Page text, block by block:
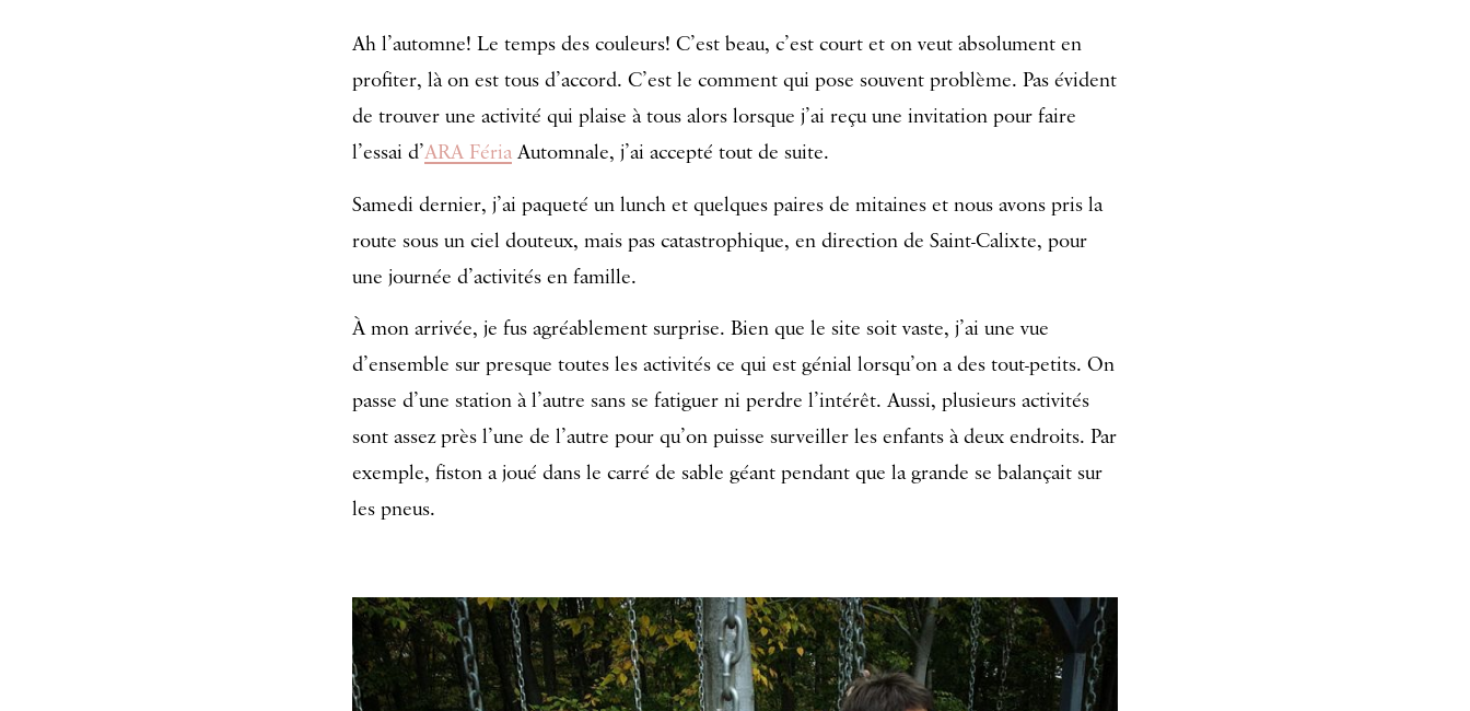
Ah l’automne! Le temps des couleurs! C’est beau, c’est court et on veut absolument en
profiter, là on est tous d’accord. C’est le comment qui pose souvent problème. Pas évident
de trouver une activité qui plaise à tous alors lorsque j’ai reçu une invitation pour faire
l’essai d’ARA Féria Automnale, j’ai accepté tout de suite.
Samedi dernier, j’ai paqueté un lunch et quelques paires de mitaines et nous avons pris la
route sous un ciel douteux, mais pas catastrophique, en direction de Saint-Calixte, pour
une journée d’activités en famille.
À mon arrivée, je fus agréablement surprise. Bien que le site soit vaste, j’ai une vue
d’ensemble sur presque toutes les activités ce qui est génial lorsqu’on a des tout-petits. On
passe d’une station à l’autre sans se fatiguer ni perdre l’intérêt. Aussi, plusieurs activités
sont assez près l’une de l’autre pour qu’on puisse surveiller les enfants à deux endroits. Par
exemple, fiston a joué dans le carré de sable géant pendant que la grande se balançait sur
les pneus.